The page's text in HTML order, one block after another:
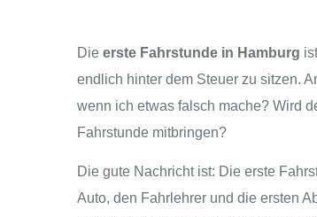
Die erste Fahrstunde in Hamburg
endlich hinter dem Steuer zu sitzen.
wenn ich etwas falsch mache? Wird
Fahrstunde mitbringen?
Die gute Nachricht ist: Die erste
Auto, den Fahrlehrer und die ersten